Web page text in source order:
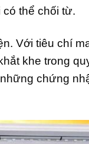
thể chối từ.
Với tiêu chí
khe trong
chứng